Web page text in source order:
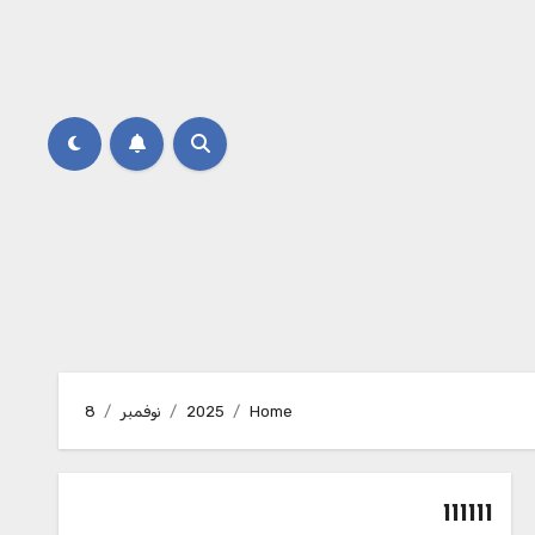
Home
2025 نوفمبر 8
111111